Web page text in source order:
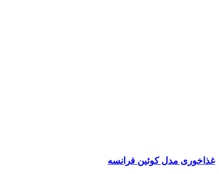
غذاخوری مدل کوئین فرانسه